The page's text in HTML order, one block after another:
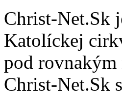
Christ-Net.Sk
Katolíckej
pod rovnakým
Christ-Net.Sk